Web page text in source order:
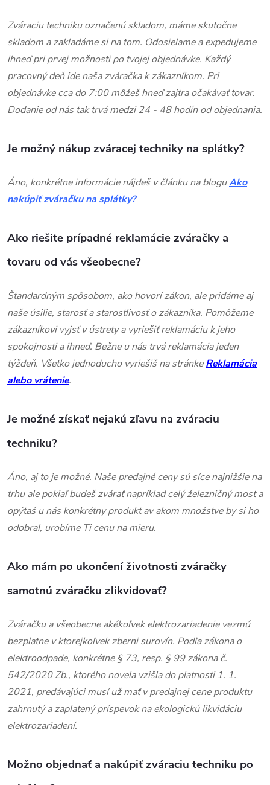
Zváraciu techniku ​​označenú skladom, máme skutočne
skladom a zakladáme si na tom. Odosielame a expedujeme
ihneď pri prvej možnosti po tvojej objednávke. Každý
pracovný deň ide naša zváračka k zákazníkom. Pri
objednávke cca do 7:00 môžeš hneď zajtra očakávať tovar.
Dodanie od nás tak trvá medzi 24 - 48 hodín od objednania.
Je možný nákup zváracej techniky na splátky?
Áno, konkrétne informácie nájdeš v článku na bloguAko
nakúpiť zváračku na splátky?
Ako riešite prípadné reklamácie zváračky a
tovaru od vás všeobecne?
Štandardným spôsobom, ako hovorí zákon, ale pridáme aj
naše úsilie, starosť a starostlivosť o zákazníka. Pomôžeme
zákazníkovi vyjsť v ústrety a vyriešiť reklamáciu k jeho
spokojnosti a ihneď. Bežne u nás trvá reklamácia jeden
týždeň. Všetko jednoducho vyriešiš na stránkeReklamácia
alebo vrátenie.
Je možné získať nejakú zľavu na zváraciu
techniku?
Áno, aj to je možné. Naše predajné ceny sú síce najnižšie na
trhu ale pokiaľ budeš zvárať napríklad celý železničný most a
opýtaš u nás konkrétny produkt av akom množstve by si ho
odobral, urobíme Ti cenu na mieru.
Ako mám po ukončení životnosti zváračky
samotnú zváračku zlikvidovať?
Zváračku a všeobecne akékoľvek elektrozariadenie vezmú
bezplatne v ktorejkoľvek zberni surovín. Podľa zákona o
elektroodpade, konkrétne § 73, resp. § 99 zákona č.
542/2020 Zb., ktorého novela vzišla do platnosti 1. 1.
2021, predávajúci musí už mať v predajnej cene produktu
zahrnutý a zaplatený príspevok na ekologickú likvidáciu
elektrozariadení.
Možno objednať a nakúpiť zváraciu techniku ​​po